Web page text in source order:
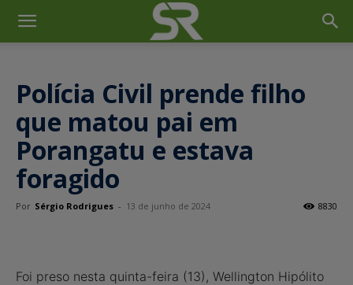
Polícia Civil prende filho
que matou pai em
Porangatu e estava
foragido
Por Sérgio Rodrigues - 13 de junho de 2024 8830
Foi preso nesta quinta-feira (13), Wellington Hipólito